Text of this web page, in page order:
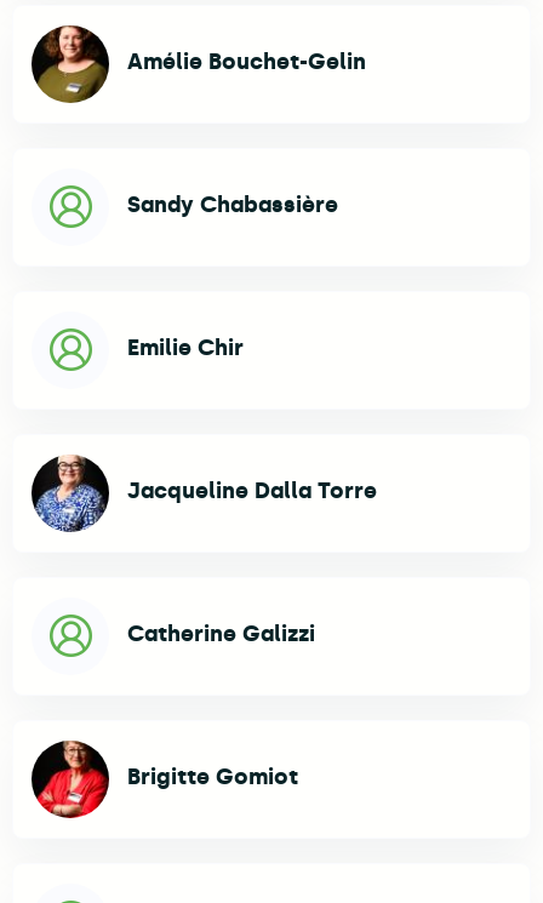
Amélie Bouchet-Gelin
Sandy Chabassière
Emilie Chir
Jacqueline Dalla Torre
Catherine Galizzi
Brigitte Gomiot